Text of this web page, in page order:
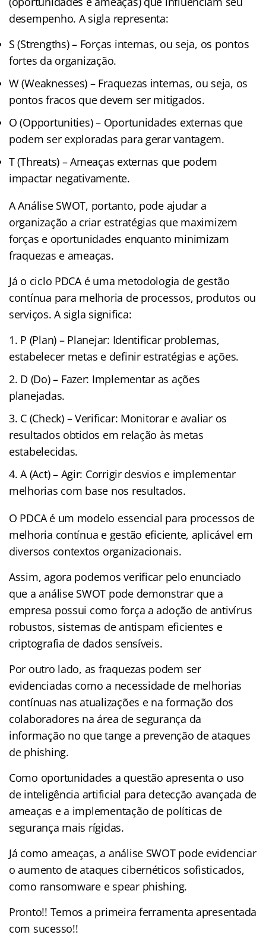
desempenho. A sigla representa:
S (Strengths) – Forças internas, ou seja, os pontos
fortes da organização.
W (Weaknesses) – Fraquezas internas, ou seja, os
pontos fracos que devem ser mitigados.
O (Opportunities) – Oportunidades externas que
podem ser exploradas para gerar vantagem.
T (Threats) – Ameaças externas que podem
impactar negativamente.
A Análise SWOT, portanto, pode ajudar a
organização a criar estratégias que maximizem
forças e oportunidades enquanto minimizam
fraquezas e ameaças.
Já o ciclo PDCA é uma metodologia de gestão
contínua para melhoria de processos, produtos ou
serviços. A sigla significa:
P (Plan) – Planejar: Identificar problemas,
estabelecer metas e definir estratégias e ações.
D (Do) – Fazer: Implementar as ações
planejadas.
C (Check) – Verificar: Monitorar e avaliar os
resultados obtidos em relação às metas
estabelecidas.
A (Act) – Agir: Corrigir desvios e implementar
melhorias com base nos resultados.
O PDCA é um modelo essencial para processos de
melhoria contínua e gestão eficiente, aplicável em
diversos contextos organizacionais.
Assim, agora podemos verificar pelo enunciado
que a análise SWOT pode demonstrar que a
empresa possui como força a adoção de antivírus
robustos, sistemas de antispam eficientes e
criptografia de dados sensíveis.
Por outro lado, as fraquezas podem ser
evidenciadas como a necessidade de melhorias
contínuas nas atualizações e na formação dos
colaboradores na área de segurança da
informação no que tange a prevenção de ataques
de phishing.
Como oportunidades a questão apresenta o uso
de inteligência artificial para detecção avançada de
ameaças e a implementação de políticas de
segurança mais rígidas.
Já como ameaças, a análise SWOT pode evidenciar
o aumento de ataques cibernéticos sofisticados,
como ransomware e spear phishing.
Pronto!! Temos a primeira ferramenta apresentada
com sucesso!!